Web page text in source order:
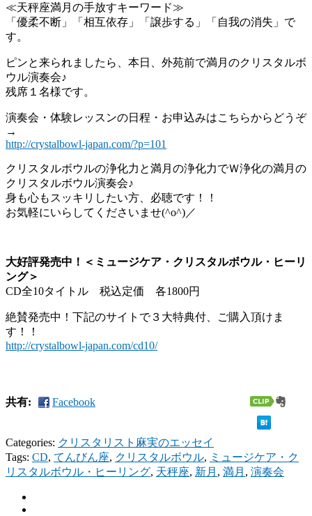
≪天秤座満月の手放すキーワード≫
「優柔不断」「相互依存」「譲歩する」「自我の消失」で
す。
ピンと来られましたら、本日、外苑前で満月のクリスタルボ
ウル演奏会♪
残席１名様です。
演奏会・体験レッスンの日程・お申込みはこちらからどうぞ
→
http://crystalbowl-japan.com/?p=101
クリスタルボウルの浄化力と満月の浄化力でＷ浄化の満月の
クリスタルボウル演奏会♪
身も心もスッキリしたい方、必聴です！！
お気軽にいらしてくださいませ(^o^)／
大好評発売中！＜ミュージケア・クリスタルボウル・ヒーリ
ング＞
CD全10タイトル 税込定価 各1800円
絶賛発売中！下記のサイトで３大特典付、ご購入頂けま
す！！
http://crystalbowl-japan.com/cd10/
共有: Facebook
Categories: クリスタリスト麻実のエッセイ
Tags: CD, てんびん座, クリスタルボウル, ミュージケア・ク
リスタルボウル・ヒーリング, 天秤座, 新月 , 満月 , 演奏会